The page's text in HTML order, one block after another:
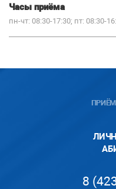
Часы приёма
пн-чт: 08:30-17:30; пт: 08:30-
8